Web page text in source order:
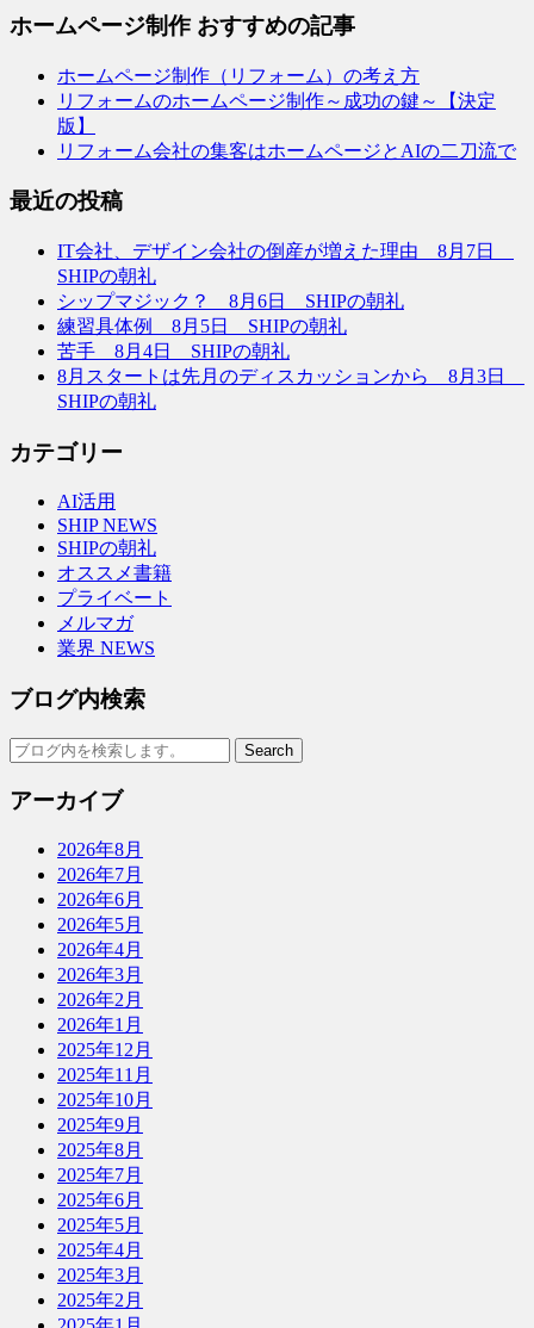
ホームページ制作 おすすめの記事
ホームページ制作（リフォーム）の考え方
リフォームのホームページ制作～成功の鍵～【決定
版】
リフォーム会社の集客はホームページとAIの二刀流で
最近の投稿
IT会社、デザイン会社の倒産が増えた理由 8月7日
SHIPの朝礼
シップマジック？ 8月6日 SHIPの朝礼
練習具体例 8月5日 SHIPの朝礼
苦手 8月4日 SHIPの朝礼
8月スタートは先月のディスカッションから 8月3日
SHIPの朝礼
カテゴリー
AI活用
SHIP NEWS
SHIPの朝礼
オススメ書籍
プライベート
メルマガ
業界 NEWS
ブログ内検索
アーカイブ
2026年8月
2026年7月
2026年6月
2026年5月
2026年4月
2026年3月
2026年2月
2026年1月
2025年12月
2025年11月
2025年10月
2025年9月
2025年8月
2025年7月
2025年6月
2025年5月
2025年4月
2025年3月
2025年2月